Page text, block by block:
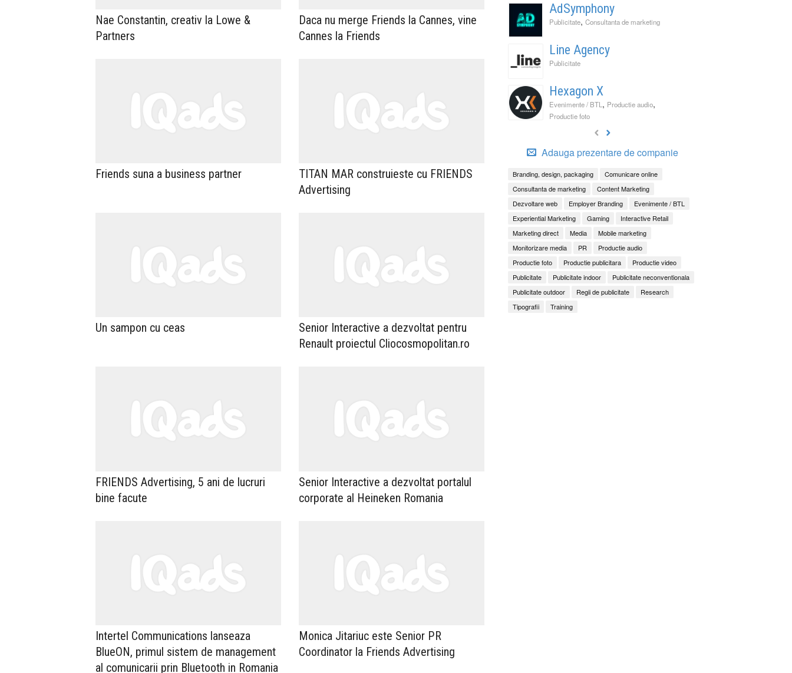
Nae Constantin, creativ la Lowe &
Partners
Daca nu merge Friends la Cannes, vine
Cannes la Friends
Friends suna a business partner
TITAN MAR construieste cu FRIENDS
Advertising
Un sampon cu ceas
Senior Interactive a dezvoltat pentru
Renault proiectul Cliocosmopolitan.ro
FRIENDS Advertising, 5 ani de lucruri
bine facute
Senior Interactive a dezvoltat portalul
corporate al Heineken Romania
Intertel Communications lanseaza
BlueON, primul sistem de management
al comunicarii prin Bluetooth in Romania
Monica Jitariuc este Senior PR
Coordinator la Friends Advertising
AdSymphony
Publicitate, Consultanta de marketing
Line Agency
Publicitate
Hexagon X
Evenimente / BTL , Productie audio,
Productie foto
Adauga prezentare de companie
Branding, design, packaging
Comunicare online
Consultanta de marketing
Content Marketing
Dezvoltare web
Employer Branding
Evenimente / BTL
Experiential Marketing
Gaming
Interactive Retail
Marketing direct
Media
Mobile marketing
Monitorizare media
PR
Productie audio
Productie foto
Productie publicitara
Productie video
Publicitate
Publicitate indoor
Publicitate neconventionala
Publicitate outdoor
Regii de publicitate
Research
Tipografii
Training